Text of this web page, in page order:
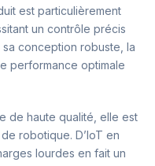
est particulièrement
un contrôle précis
conception robuste, la
performance optimale
de haute qualité, elle est
robotique. D’IoT en
lourdes en fait un